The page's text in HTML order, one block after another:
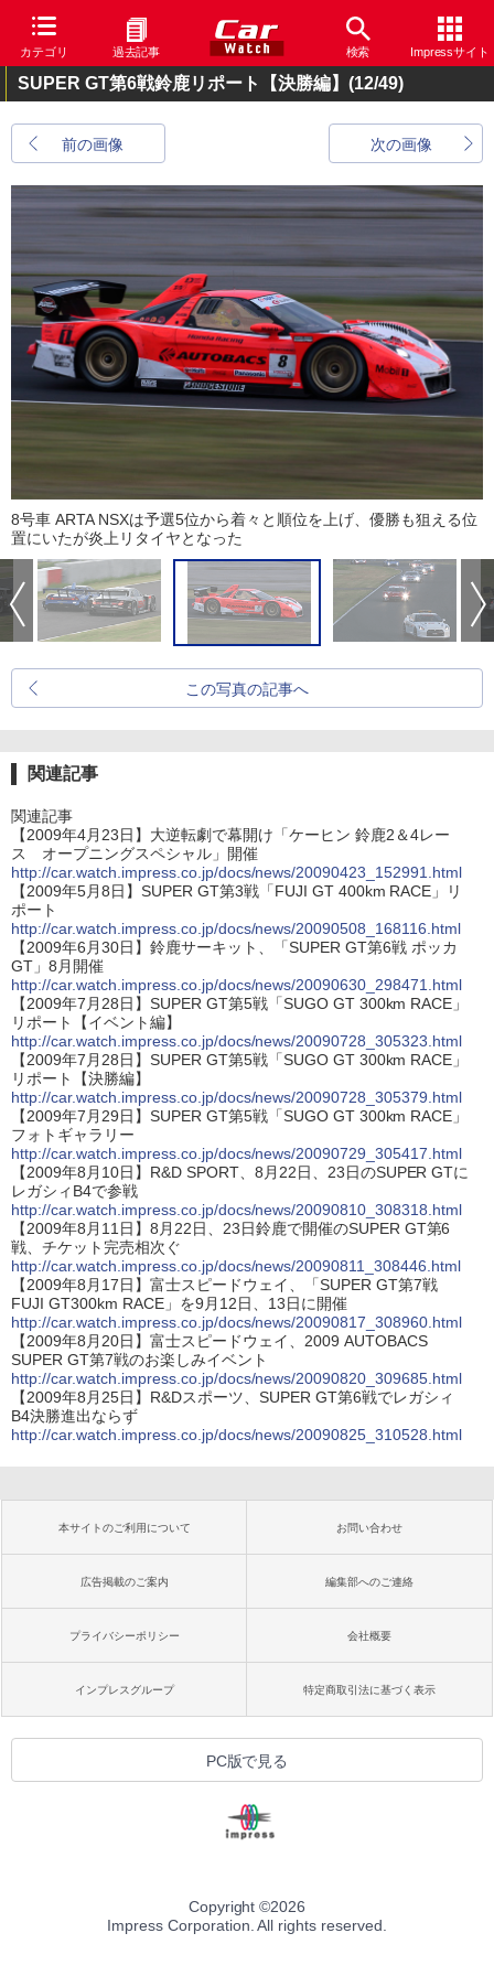
カテゴリ 過去記事 検索 Impressサイト
SUPER GT第6戦鈴鹿リポート【決勝編】 (12/49)
前の画像 次の画像
8号車 ARTA NSXは予選5位から着々と順位を上げ、優勝も狙える位
置にいたが炎上リタイヤとなった
この写真の記事へ
関連記事
関連記事
【2009年4月23日】大逆転劇で幕開け「ケーヒン 鈴鹿2＆4レー
ス オープニングスペシャル」開催
http://car.watch.impress.co.jp/docs/news/20090423_152991.html
【2009年5月8日】SUPER GT第3戦「FUJI GT 400km RACE」リ
ポート
http://car.watch.impress.co.jp/docs/news/20090508_168116.html
【2009年6月30日】鈴鹿サーキット、「SUPER GT第6戦 ポッカ
GT」8月開催
http://car.watch.impress.co.jp/docs/news/20090630_298471.html
【2009年7月28日】SUPER GT第5戦「SUGO GT 300km RACE」
リポート【イベント編】
http://car.watch.impress.co.jp/docs/news/20090728_305323.html
【2009年7月28日】SUPER GT第5戦「SUGO GT 300km RACE」
リポート【決勝編】
http://car.watch.impress.co.jp/docs/news/20090728_305379.html
【2009年7月29日】SUPER GT第5戦「SUGO GT 300km RACE」
フォトギャラリー
http://car.watch.impress.co.jp/docs/news/20090729_305417.html
【2009年8月10日】R&D SPORT、8月22日、23日のSUPER GTに
レガシィB4で参戦
http://car.watch.impress.co.jp/docs/news/20090810_308318.html
【2009年8月11日】8月22日、23日鈴鹿で開催のSUPER GT第6
戦、チケット完売相次ぐ
http://car.watch.impress.co.jp/docs/news/20090811_308446.html
【2009年8月17日】富士スピードウェイ、「SUPER GT第7戦
FUJI GT300km RACE」を9月12日、13日に開催
http://car.watch.impress.co.jp/docs/news/20090817_308960.html
【2009年8月20日】富士スピードウェイ、2009 AUTOBACS
SUPER GT第7戦のお楽しみイベント
http://car.watch.impress.co.jp/docs/news/20090820_309685.html
【2009年8月25日】R&Dスポーツ、SUPER GT第6戦でレガシィ
B4決勝進出ならず
http://car.watch.impress.co.jp/docs/news/20090825_310528.html
本サイトのご利用について お問い合わせ
広告掲載のご案内 編集部へのご連絡
プライバシーポリシー 会社概要
インプレスグループ 特定商取引法に基づく表示
PC版で見る
Copyright ©2026
Impress Corporation. All rights reserved.